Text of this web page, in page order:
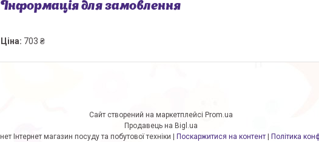
Інформація для замовлення
Ціна: 703 ₴
Сайт створений на маркетплейсі Prom.ua
Продавець на Bigl.ua
Поскаржитися на контент Політика